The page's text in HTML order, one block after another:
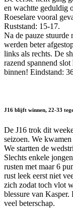
en wachtte geduldig
Roeselare vooral
Ruststand: 15-17.
Na de pauze stuurde
werden beter
links als rechts. De
razend spannend
binnen! Eindstand:
J16 blijft winnen, 22-33
De J16 trok dit
seizoen. We
We startten de
Slechts enkele
rusten met maar 6
rust leek eerst niet
zich zodat toch vlot
blessure van
veel beterschap.